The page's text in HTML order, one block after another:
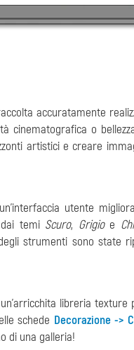
accuratamente
cinematografica o
artistici e creare
utente
temi Scuro, Grigioe
strumenti sono state
libreria
schede Decorazione ->
di una galleria!